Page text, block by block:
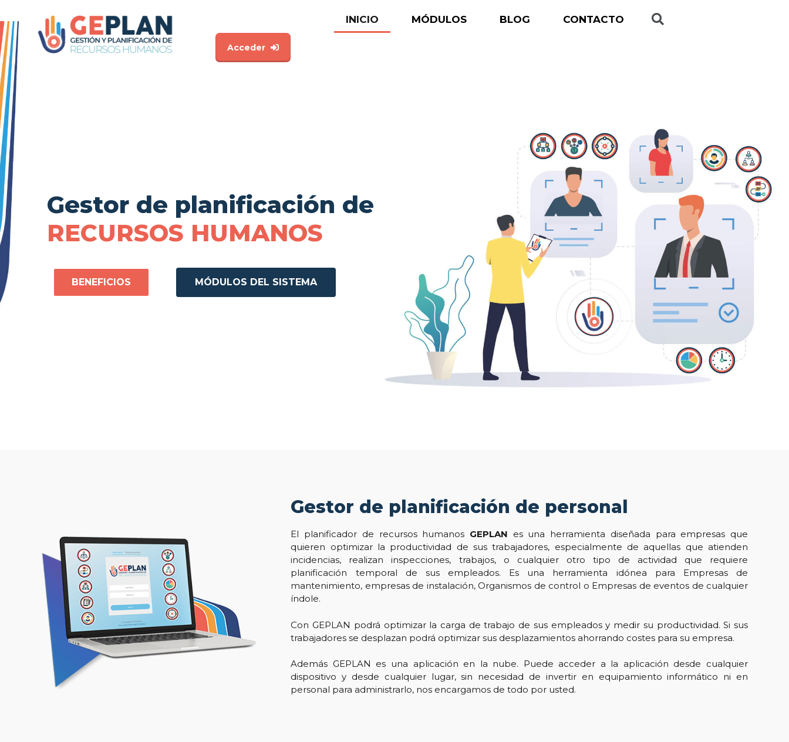
INICIO MÓDULOS BLOG CONTACTO
Acceder
Gestor de planificación de
RECURSOS HUMANOS
BENEFICIOS MÓDULOS DEL SISTEMA
Gestor de planificación de personal
El planificador de recursos humanos GEPLAN es una herramienta diseñada para empresas que
quieren optimizar la productividad de sus trabajadores, especialmente de aquellas que atienden
incidencias, realizan inspecciones, trabajos, o cualquier otro tipo de actividad que requiere
planificación temporal de sus empleados. Es una herramienta idónea para Empresas de
mantenimiento, empresas de instalación, Organismos de control o Empresas de eventos de cualquier
índole.
Con GEPLAN podrá optimizar la carga de trabajo de sus empleados y medir su productividad. Si sus
trabajadores se desplazan podrá optimizar sus desplazamientos ahorrando costes para su empresa.
Además GEPLAN es una aplicación en la nube. Puede acceder a la aplicación desde cualquier
dispositivo y desde cualquier lugar, sin necesidad de invertir en equipamiento informático ni en
personal para administrarlo, nos encargamos de todo por usted.